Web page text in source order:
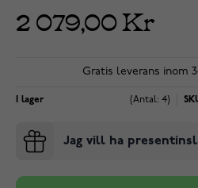
2 079,00 Kr
Gratis leverans inom
I lager (Antal: 4)
Jag vill ha